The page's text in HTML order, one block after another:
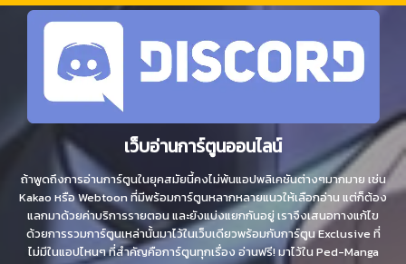
เว็บอ่านการ์ตูนออนไลน์
ถ้าพูดถึงการอ่านการ์ตูนในยุคสมัยนี้คงไม่พ้นแอปพลิเคชันต่างๆมากมาย เช่น
Kakao หรือ Webtoon ที่มีพร้อมการ์ตูนหลากหลายแนวให้เลือกอ่าน แต่ก็ต้อง
แลกมาด้วยค่าบริการรายตอน และยังแบ่งแยกกันอยู่ เราจึงเสนอทางแก้ไข
ด้วยการรวมการ์ตูนเหล่านั้นมาไว้ในเว็บเดียวพร้อมกับการ์ตูน Exclusive ที่
ไม่มีในแอปไหนๆ ที่สำคัญคือการ์ตูนทุกเรื่อง อ่านฟรี! มาไว้ใน Ped-Manga